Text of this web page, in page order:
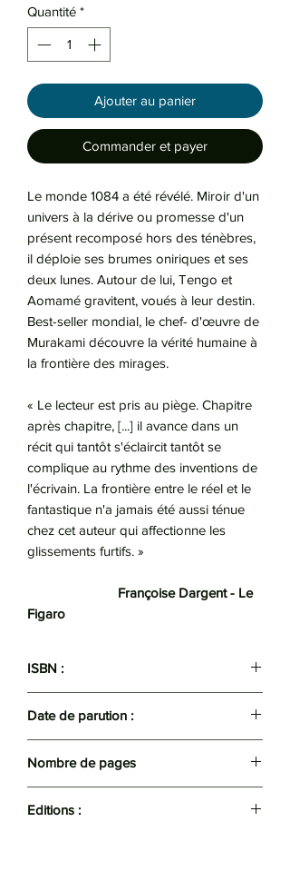
Quantité *
Ajouter au panier
Commander et payer
Le monde 1084 a été révélé. Miroir d'un
univers à la dérive ou promesse d'un
présent recomposé hors des ténèbres,
il déploie ses brumes oniriques et ses
deux lunes. Autour de lui, Tengo et
Aomamé gravitent, voués à leur destin.
Best-seller mondial, le chef- d'œuvre de
Murakami découvre la vérité humaine à
la frontière des mirages.
« Le lecteur est pris au piège. Chapitre
après chapitre, [...] il avance dans un
récit qui tantôt s'éclaircit tantôt se
complique au rythme des inventions de
l'écrivain. La frontière entre le réel et le
fantastique n'a jamais été aussi ténue
chez cet auteur qui affectionne les
glissements furtifs. »
Françoise Dargent - Le
Figaro
ISBN :
Date de parution :
Nombre de pages
Editions :